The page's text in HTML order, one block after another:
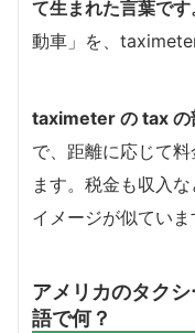
て生まれた言葉です
動車」を、
taximeter の tax の
で、距離に応じて
ます。税金も収入
イメージが似ていま
アメリカのタク
語で何？